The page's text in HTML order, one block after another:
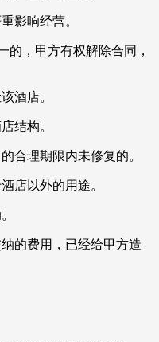
影响经营。
的，甲方有权解除合同，
酒店。
结构。
合理期限内未修复的。
店以外的用途。
的费用，已经给甲方造